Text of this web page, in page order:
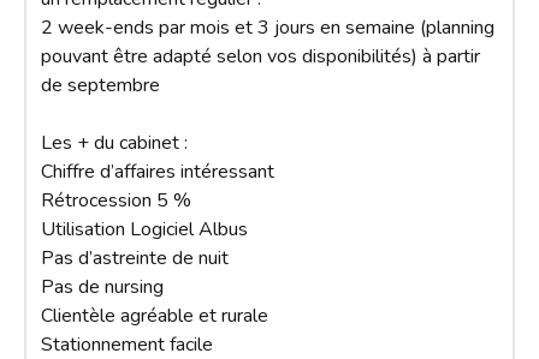
2 week-ends par mois et 3 jours en semaine (planning
pouvant être adapté selon vos disponibilités) à partir
de septembre
Les + du cabinet :
Chiffre d’affaires intéressant
Rétrocession 5 %
Utilisation Logiciel Albus
Pas d’astreinte de nuit
Pas de nursing
Clientèle agréable et rurale
Stationnement facile